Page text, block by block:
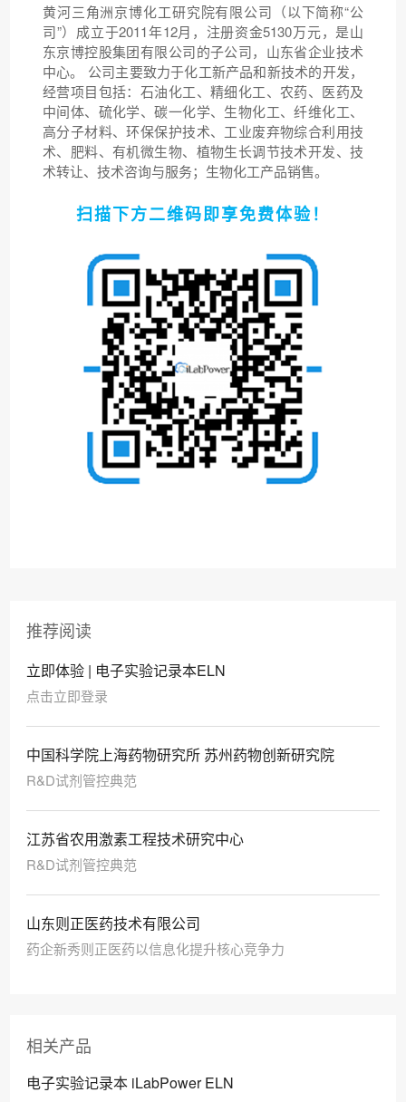
黄河三角洲京博化工研究院有限公司（以下简称“公
司”）成立于2011年12月，注册资金5130万元，是山
东京博控股集团有限公司的子公司，山东省企业技术
中心。 公司主要致力于化工新产品和新技术的开发，
经营项目包括：石油化工、精细化工、农药、医药及
中间体、硫化学、碳一化学、生物化工、纤维化工、
高分子材料、环保保护技术、工业废弃物综合利用技
术、肥料、有机微生物、植物生长调节技术开发、技
术转让、技术咨询与服务；生物化工产品销售。
扫描下方二维码即享免费体验！
推荐阅读
立即体验 | 电子实验记录本ELN
点击立即登录
中国科学院上海药物研究所 苏州药物创新研究院
R&D试剂管控典范
江苏省农用激素工程技术研究中心
R&D试剂管控典范
山东则正医药技术有限公司
药企新秀则正医药以信息化提升核心竞争力
相关产品
电子实验记录本 iLabPower ELN